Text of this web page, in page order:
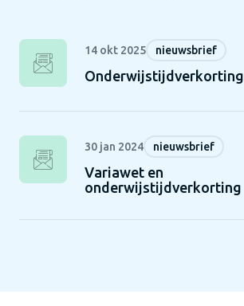
Onderwijstijdverkorting
14 okt 2025 nieuwsbrief
Variawet en
onderwijstijdverkorting
30 jan 2024 nieuwsbrief